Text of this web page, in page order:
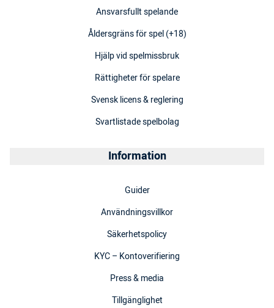
Ansvarsfullt spelande
Åldersgräns för spel (+18)
Hjälp vid spelmissbruk
Rättigheter för spelare
Svensk licens & reglering
Svartlistade spelbolag
Information
Guider
Användningsvillkor
Säkerhetspolicy
KYC – Kontoverifiering
Press & media
Tillgänglighet